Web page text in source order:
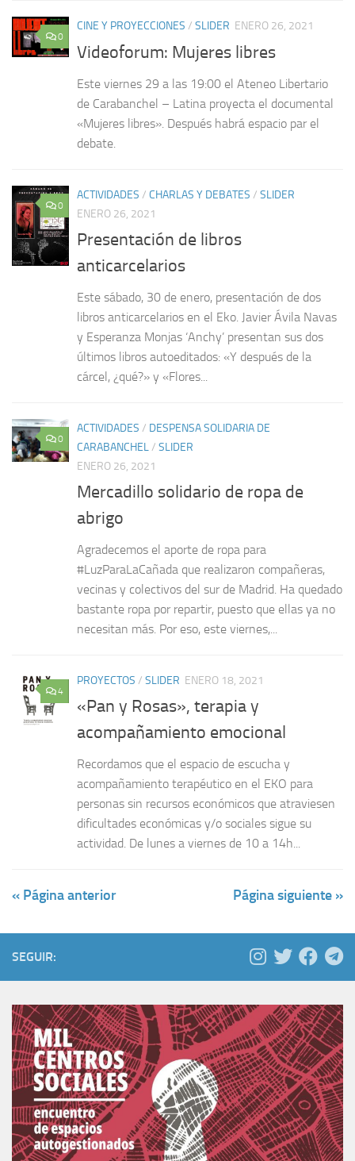
0
CINE Y PROYECCIONES / SLIDER ENERO 26, 2021
Videoforum: Mujeres libres
Este viernes 29 a las 19:00 el Ateneo Libertario
de Carabanchel – Latina proyecta el documental
«Mujeres libres». Después habrá espacio par el
debate.
0
ACTIVIDADES / CHARLAS Y DEBATES / SLIDER
ENERO 26, 2021
Presentación de libros
anticarcelarios
Este sábado, 30 de enero, presentación de dos
libros anticarcelarios en el Eko. Javier Ávila Navas
y Esperanza Monjas ‘Anchy’ presentan sus dos
últimos libros autoeditados: «Y después de la
cárcel, ¿qué?» y «Flores...
0
ACTIVIDADES / DESPENSA SOLIDARIA DE
CARABANCHEL/ SLIDER
ENERO 26, 2021
Mercadillo solidario de ropa de
abrigo
Agradecemos el aporte de ropa para
#LuzParaLaCañada que realizaron compañeras,
vecinas y colectivos del sur de Madrid. Ha quedado
bastante ropa por repartir, puesto que ellas ya no
necesitan más. Por eso, este viernes,...
4
PROYECTOS / SLIDER ENERO 18, 2021
«Pan y Rosas», terapia y
acompañamiento emocional
Recordamos que el espacio de escucha y
acompañamiento terapéutico en el EKO para
personas sin recursos económicos que atraviesen
dificultades económicas y/o sociales sigue su
actividad. De lunes a viernes de 10 a 14h...
« Página anterior Página siguiente »
SEGUIR: